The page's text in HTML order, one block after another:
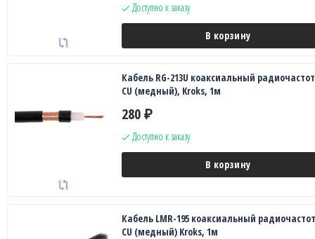
Доступно к заказу
В корзину
Кабель RG-213U коаксиальный
CU (медный), Kroks, 1м
280 ₽
Доступно к заказу
В корзину
Кабель LMR-195 коаксиальный
CU (медный) Kroks, 1м